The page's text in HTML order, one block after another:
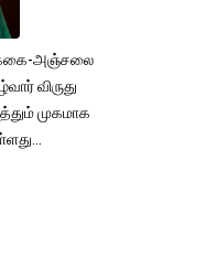
அஞ்சலை
விருது
முகமாக